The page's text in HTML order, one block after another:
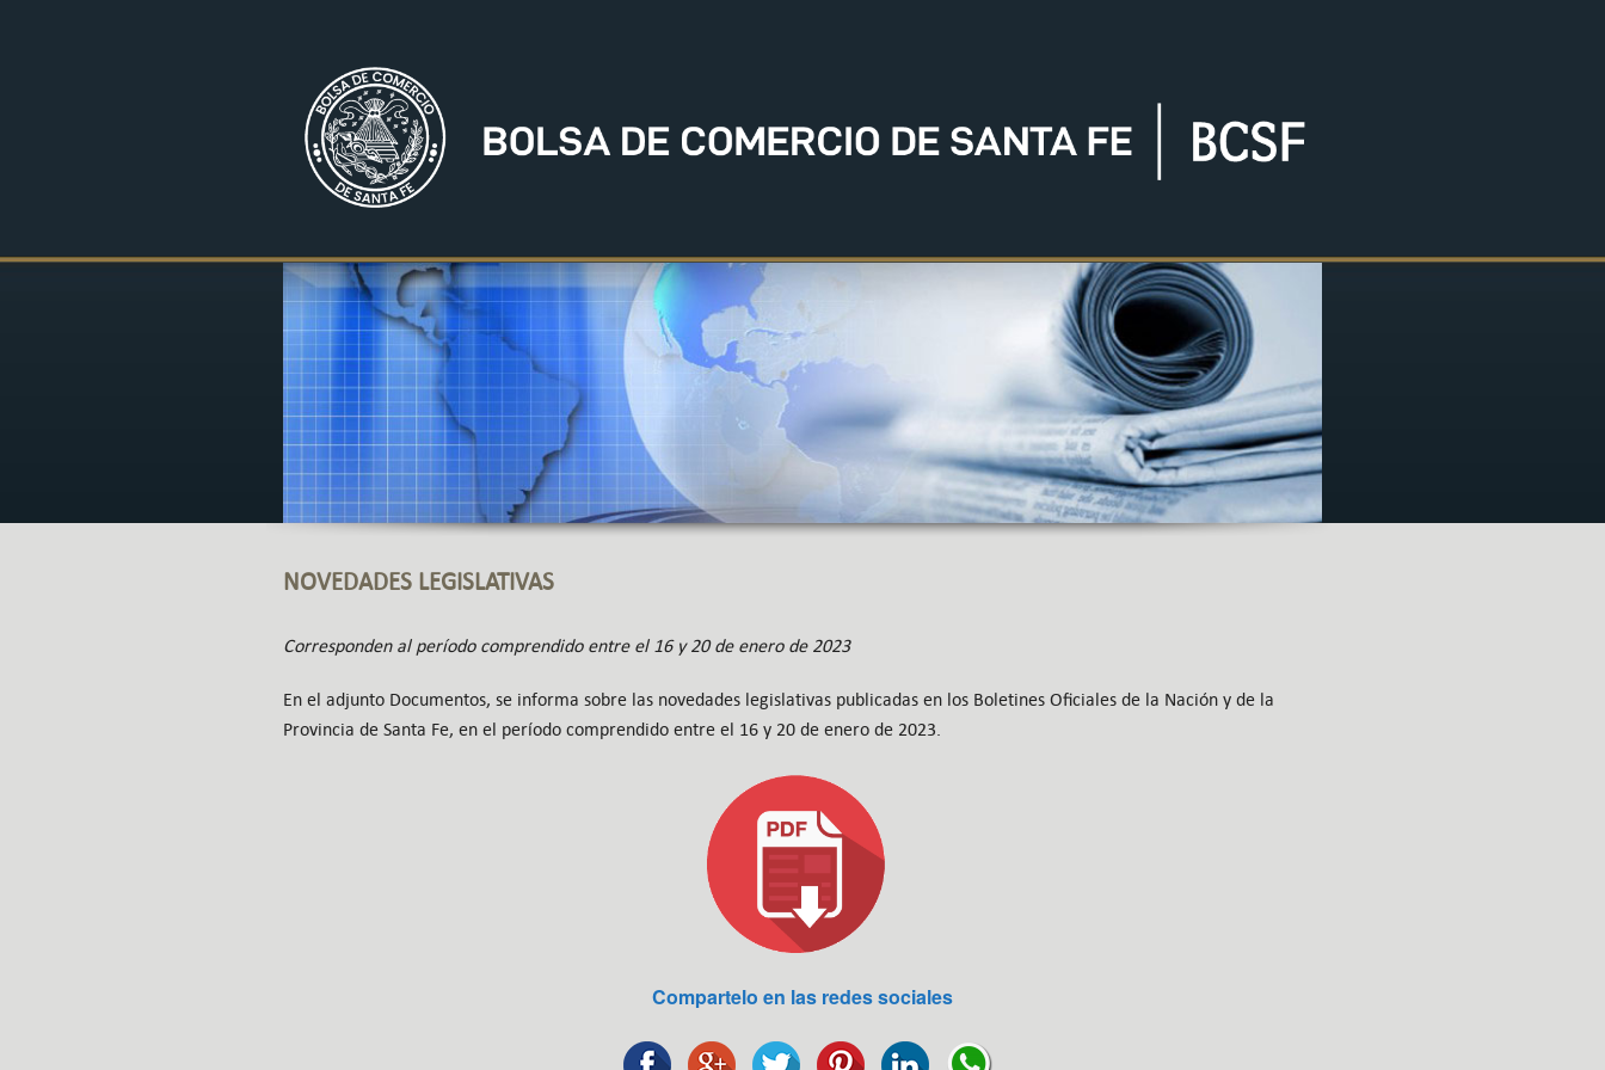
NOVEDADES LEGISLATIVAS
Corresponden al período comprendido entre el 16 y 20 de enero de 2023
En el adjunto Documentos, se informa sobre las novedades legislativas publicadas en los Boletines Oficiales de la Nación y de la
Provincia de Santa Fe, en el período comprendido entre el 16 y 20 de enero de 2023.
Compartelo en las redes sociales